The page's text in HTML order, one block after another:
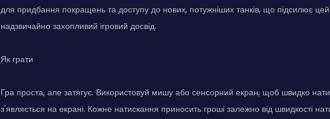
для придбання покращень та доступу до нових, потужніших танків, що підсилює
надзвичайно захопливий ігровий досвід.
Як грати
Гра проста, але затягує. Використовуй мишу або сенсорний екран, щоб швидко
з'являється на екрані. Кожне натискання приносить гроші залежно від швидкості